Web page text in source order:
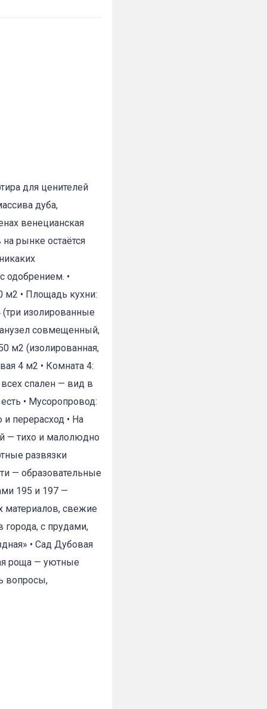
для ценителей
дуба,
венецианская
рынке остаётся
одобрением. •
м2 • Площадь кухни:
(три изолированные
совмещенный,
м2 (изолированная,
4 м2 • Комната 4:
спален — вид в
• Мусоропровод:
перерасход • На
— тихо и малолюдно
развязки
— образовательные
195 и 197 —
материалов, свежие
с прудами,
• Сад Дубовая
роща — уютные
вопросы,
✕